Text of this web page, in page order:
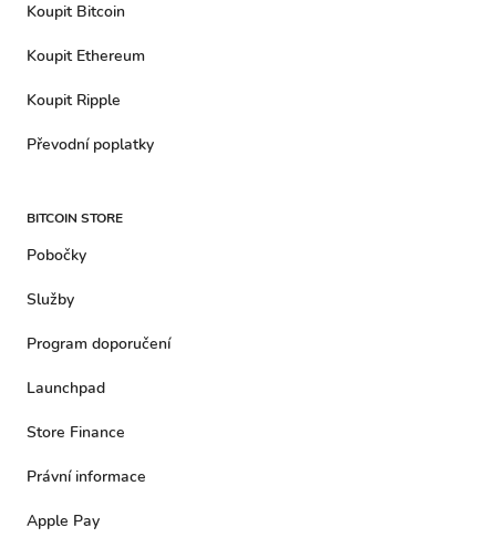
Koupit Bitcoin
Koupit Ethereum
Koupit Ripple
Převodní poplatky
BITCOIN STORE
Pobočky
Služby
Program doporučení
Launchpad
Store Finance
Právní informace
Apple Pay